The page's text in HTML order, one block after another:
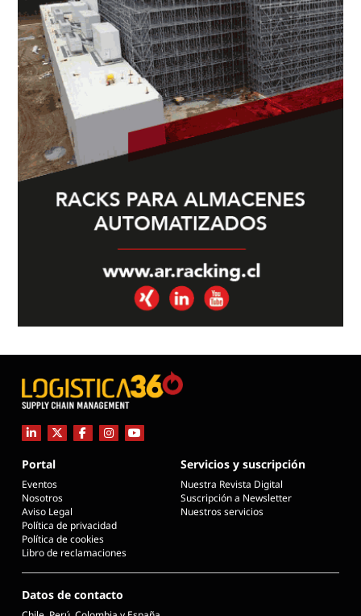
Portal
Eventos
Nosotros
Aviso Legal
Política de privacidad
Política de cookies
Libro de reclamaciones
Servicios y suscripción
Nuestra Revista Digital
Suscripción a Newsletter
Nuestros servicios
Datos de contacto